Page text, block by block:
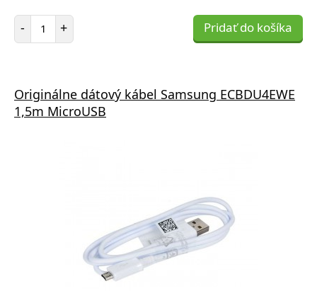
- Počet položiek
+ Pridať do košíka
Originálne dátový kábel Samsung ECBDU4EWE
1,5m MicroUSB